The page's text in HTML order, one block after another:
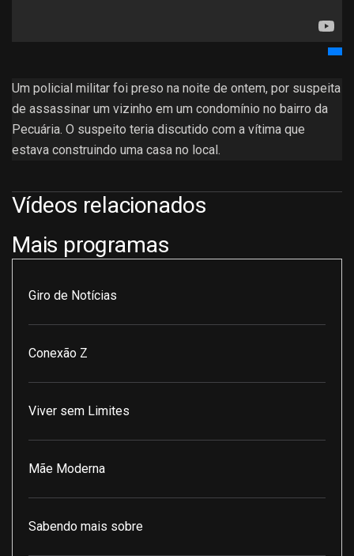
Um policial militar foi preso na noite de ontem, por suspeita
de assassinar um vizinho em um condomínio no bairro da
Pecuária. O suspeito teria discutido com a vítima que
estava construindo uma casa no local.
Vídeos relacionados
Mais programas
Giro de Notícias
Conexão Z
Viver sem Limites
Mãe Moderna
Sabendo mais sobre